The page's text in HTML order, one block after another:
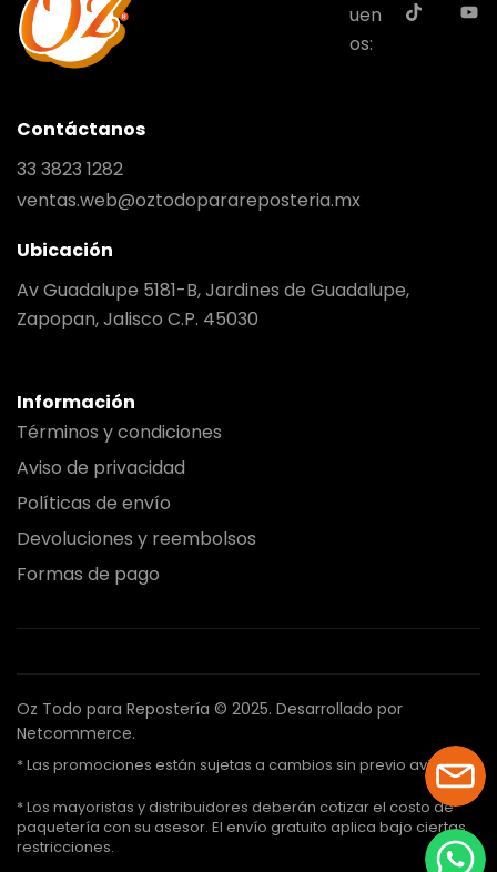
uen
os:
Contáctanos
33 3823 1282
ventas.web@oztodoparareposteria.mx
Ubicación
Av Guadalupe 5181-B, Jardines de Guadalupe,
Zapopan, Jalisco C.P. 45030
Información
Términos y condiciones
Aviso de privacidad
Políticas de envío
Devoluciones y reembolsos
Formas de pago
Oz Todo para Repostería © 2025. Desarrollado por
Netcommerce.
* Las promociones están sujetas a cambios sin previo aviso.
* Los mayoristas y distribuidores deberán cotizar el costo de
paquetería con su asesor. El envío gratuito aplica bajo ciertas
restricciones.